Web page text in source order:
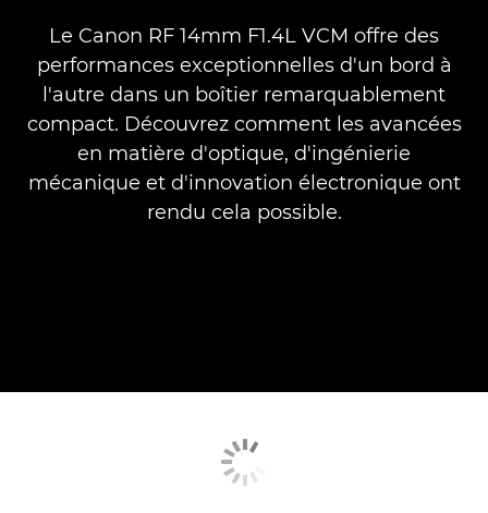
Le Canon RF 14mm F1.4L VCM offre des
performances exceptionnelles d'un bord à
l'autre dans un boîtier remarquablement
compact. Découvrez comment les avancées
en matière d'optique, d'ingénierie
mécanique et d'innovation électronique ont
rendu cela possible.